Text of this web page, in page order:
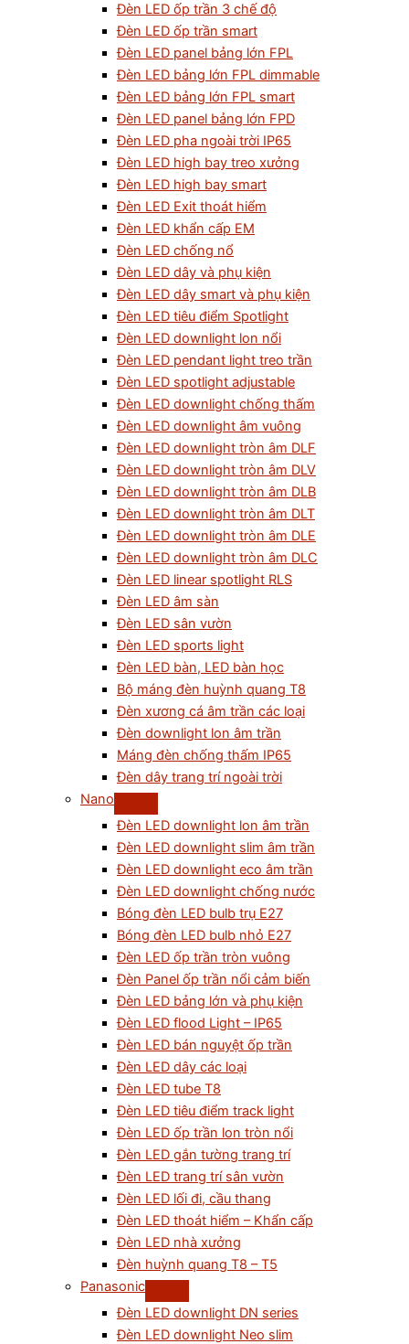
Đèn LED ốp trần 3 chế độ
Đèn LED ốp trần smart
Đèn LED panel bảng lớn FPL
Đèn LED bảng lớn FPL dimmable
Đèn LED bảng lớn FPL smart
Đèn LED panel bảng lớn FPD
Đèn LED pha ngoài trời IP65
Đèn LED high bay treo xưởng
Đèn LED high bay smart
Đèn LED Exit thoát hiểm
Đèn LED khẩn cấp EM
Đèn LED chống nổ
Đèn LED dây và phụ kiện
Đèn LED dây smart và phụ kiện
Đèn LED tiêu điểm Spotlight
Đèn LED downlight lon nổi
Đèn LED pendant light treo trần
Đèn LED spotlight adjustable
Đèn LED downlight chống thấm
Đèn LED downlight âm vuông
Đèn LED downlight tròn âm DLF
Đèn LED downlight tròn âm DLV
Đèn LED downlight tròn âm DLB
Đèn LED downlight tròn âm DLT
Đèn LED downlight tròn âm DLE
Đèn LED downlight tròn âm DLC
Đèn LED linear spotlight RLS
Đèn LED âm sàn
Đèn LED sân vườn
Đèn LED sports light
Đèn LED bàn, LED bàn học
Bộ máng đèn huỳnh quang T8
Đèn xương cá âm trần các loại
Đèn downlight lon âm trần
Máng đèn chống thấm IP65
Đèn dây trang trí ngoài trời
Nano
Đèn LED downlight lon âm trần
Đèn LED downlight slim âm trần
Đèn LED downlight eco âm trần
Đèn LED downlight chống nước
Bóng đèn LED bulb trụ E27
Bóng đèn LED bulb nhỏ E27
Đèn LED ốp trần tròn vuông
Đèn Panel ốp trần nổi cảm biến
Đèn LED bảng lớn và phụ kiện
Đèn LED flood Light – IP65
Đèn LED bán nguyệt ốp trần
Đèn LED dây các loại
Đèn LED tube T8
Đèn LED tiêu điểm track light
Đèn LED ốp trần lon tròn nổi
Đèn LED gắn tường trang trí
Đèn LED trang trí sân vườn
Đèn LED lối đi, cầu thang
Đèn LED thoát hiểm – Khẩn cấp
Đèn LED nhà xưởng
Đèn huỳnh quang T8 – T5
Panasonic
Đèn LED downlight DN series
Đèn LED downlight Neo slim